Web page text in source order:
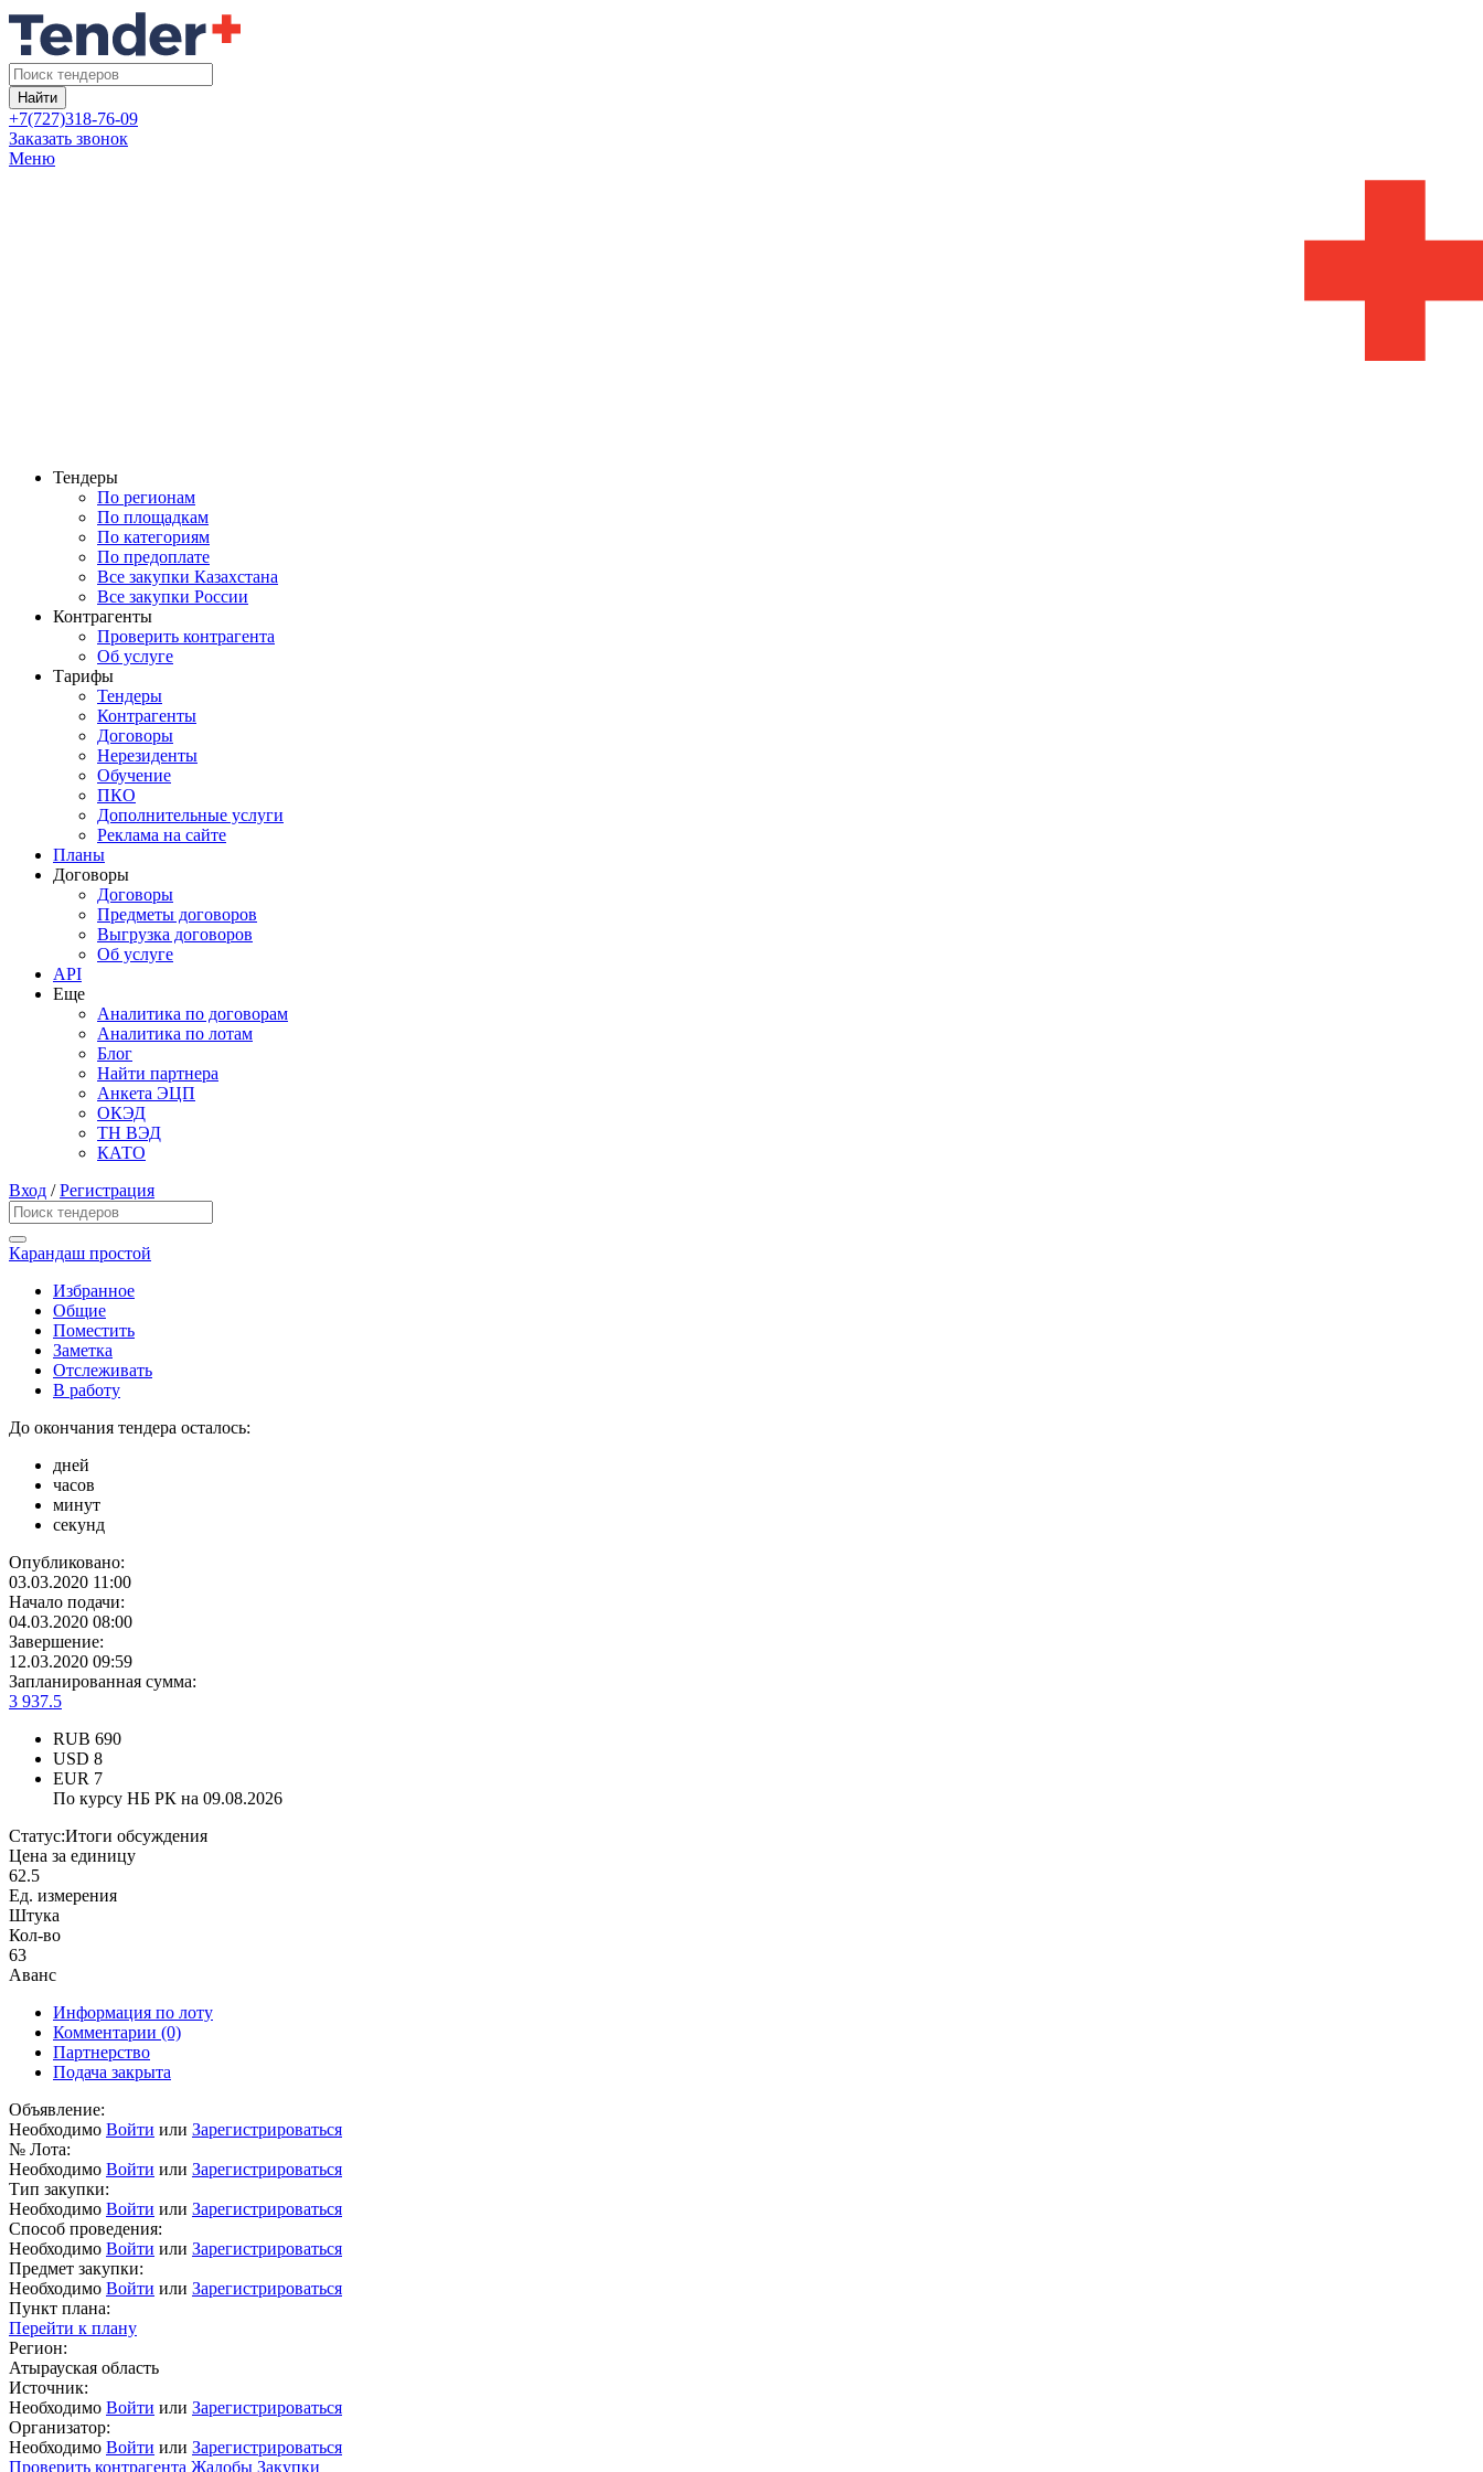
Найти
+7(727)318-76-09
Заказать звонок
Меню
Тендеры
По регионам
По площадкам
По категориям
По предоплате
Все закупки Казахстана
Все закупки России
Контрагенты
Проверить контрагента
Об услуге
Тарифы
Тендеры
Контрагенты
Договоры
Нерезиденты
Обучение
ПКО
Дополнительные услуги
Реклама на сайте
Планы
Договоры
Договоры
Предметы договоров
Выгрузка договоров
Об услуге
API
Еще
Аналитика по договорам
Аналитика по лотам
Блог
Найти партнера
Анкета ЭЦП
ОКЭД
ТН ВЭД
КАТО
Вход /Регистрация
Карандаш простой
Избранное
Общие
Поместить
Заметка
Отслеживать
В работу
До окончания тендера осталось:
дней
часов
минут
секунд
Опубликовано:
03.03.2020 11:00
Начало подачи:
04.03.2020 08:00
Завершение:
12.03.2020 09:59
Запланированная сумма:
3 937.5
RUB 690
USD 8
EUR 7
По курсу НБ РК на 09.08.2026
Статус:Итоги обсуждения
Цена за единицу
62.5
Ед. измерения
Штука
Кол-во
63
Аванс
Информация по лоту
Комментарии (0)
Партнерство
Подача закрыта
Объявление:
Необходимо Войти или Зарегистрироваться
№ Лота:
Необходимо Войти или Зарегистрироваться
Тип закупки:
Необходимо Войти или Зарегистрироваться
Способ проведения:
Необходимо Войти или Зарегистрироваться
Предмет закупки:
Необходимо Войти или Зарегистрироваться
Пункт плана:
Перейти к плану
Регион:
Атырауская область
Источник:
Необходимо Войти или Зарегистрироваться
Организатор:
Необходимо Войти или Зарегистрироваться
Проверить контрагента Жалобы Закупки